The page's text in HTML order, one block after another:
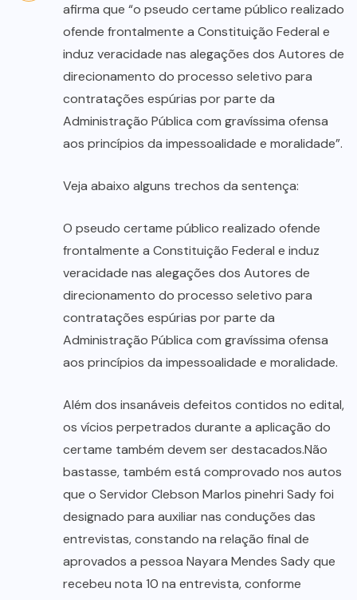
afirma que “o pseudo certame público realizado
ofende frontalmente a Constituição Federal e
induz veracidade nas alegações dos Autores de
direcionamento do processo seletivo para
contratações espúrias por parte da
Administração Pública com gravíssima ofensa
aos princípios da impessoalidade e moralidade”.
Veja abaixo alguns trechos da sentença:
O pseudo certame público realizado ofende
frontalmente a Constituição Federal e induz
veracidade nas alegações dos Autores de
direcionamento do processo seletivo para
contratações espúrias por parte da
Administração Pública com gravíssima ofensa
aos princípios da impessoalidade e moralidade.
Além dos insanáveis defeitos contidos no edital,
os vícios perpetrados durante a aplicação do
certame também devem ser destacados.Não
bastasse, também está comprovado nos autos
que o Servidor Clebson Marlos pinehri Sady foi
designado para auxiliar nas conduções das
entrevistas, constando na relação final de
aprovados a pessoa Nayara Mendes Sady que
recebeu nota 10 na entrevista, conforme